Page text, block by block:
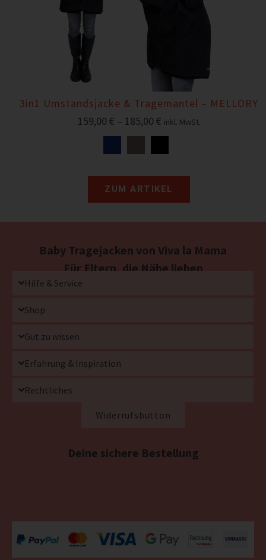
3in1 Umstandsjacke & Tragemantel – MELLORY
159,00 € – 185,00 € inkl. MwSt.
ZUM ARTIKEL
Baby Tragejacken von Viva la Mama
Für Eltern, die Nähe lieben
Hilfe & Service
Shop
Gut zu wissen
Erfahrung & Inspiration
Rechtliches
Widerrufsbutton
Deine sichere Bestellung